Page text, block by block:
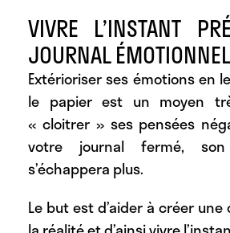
VIVRE L’INSTANT
JOURNAL ÉMOTIONNEL
Extérioriser ses émotions en
le papier est un moyen
« cloitrer » ses pensées
votre journal fermé,
s’échappera plus.
Le but est d’aider à créer